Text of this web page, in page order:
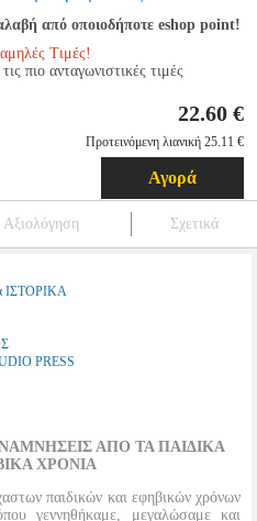
από οποιοδήποτε eshop point!
Τιμές!
πιο ανταγωνιστικές τιμές
22.60 €
Προτεινόμενη λιανική 25.11 €
Αγορά
Αξιολόγηση Σχετικά
ΙΣΤΟΡΙΚΑ
PRESS
ΑΠΟ ΤΑ ΠΑΙΔΙΚΑ
ΧΡΟΝΙΑ
παιδικών και εφηβικών χρόνων
γεννηθήκαμε, μεγαλώσαμε και